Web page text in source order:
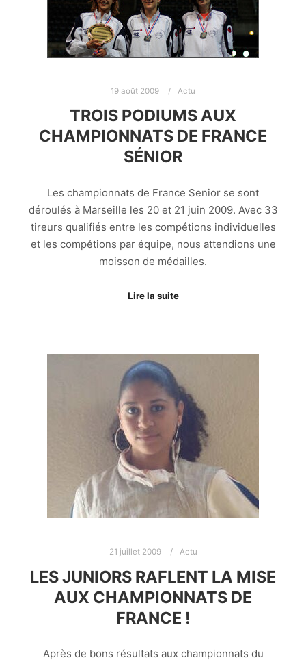
19 août 2009 Actu
TROIS PODIUMS AUX
CHAMPIONNATS DE FRANCE
SÉNIOR
Les championnats de France Senior se sont
déroulés à Marseille les 20 et 21 juin 2009. Avec 33
tireurs qualifiés entre les compétions individuelles
et les compétions par équipe, nous attendions une
moisson de médailles.
Lire la suite
21 juillet 2009 Actu
LES JUNIORS RAFLENT LA MISE
AUX CHAMPIONNATS DE
FRANCE !
Après de bons résultats aux championnats du